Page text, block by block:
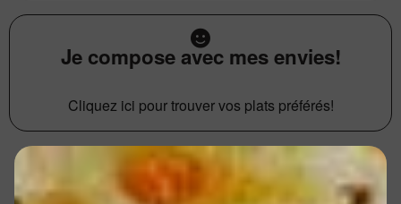
Je compose avec mes envies!
Cliquez ici pour trouver vos plats préférés!